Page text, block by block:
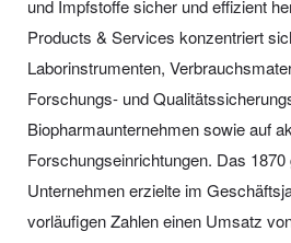
und Impfstoffe sicher und effizient
Products & Services konzentriert
Laborinstrumenten,
Forschungs- und
Biopharmaunternehmen sowie auf
Forschungseinrichtungen. Das 1870
Unternehmen erzielte im
vorläufigen Zahlen einen Umsatz